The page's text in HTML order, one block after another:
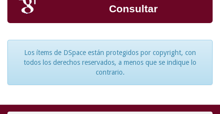
Consultar
Los ítems de DSpace están protegidos por copyright, con
todos los derechos reservados, a menos que se indique lo
contrario.